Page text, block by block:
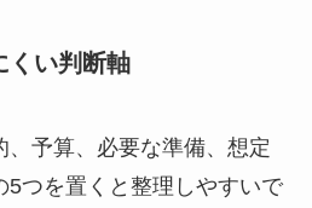
くい判断軸
、予算、必要な準備、想定
5つを置くと整理しやすいで